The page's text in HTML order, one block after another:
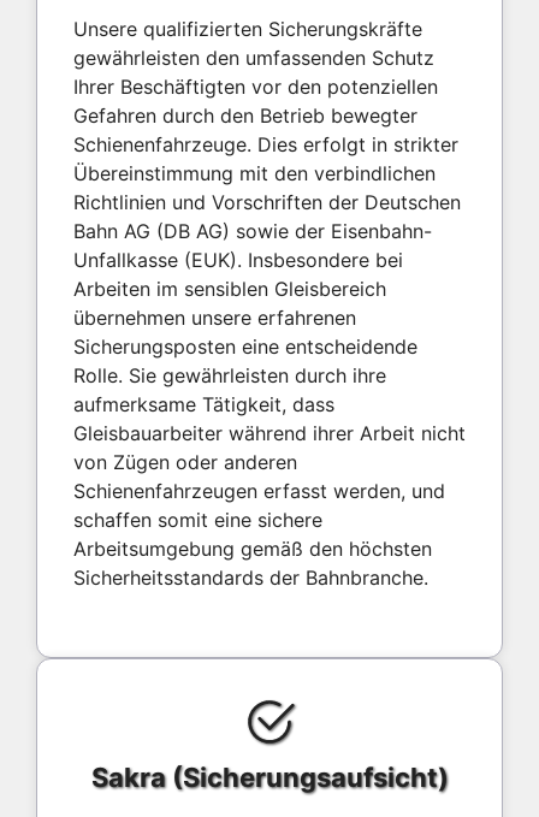
Unsere qualifizierten Sicherungskräfte
gewährleisten den umfassenden Schutz
Ihrer Beschäftigten vor den potenziellen
Gefahren durch den Betrieb bewegter
Schienenfahrzeuge. Dies erfolgt in strikter
Übereinstimmung mit den verbindlichen
Richtlinien und Vorschriften der Deutschen
Bahn AG (DB AG) sowie der Eisenbahn-
Unfallkasse (EUK). Insbesondere bei
Arbeiten im sensiblen Gleisbereich
übernehmen unsere erfahrenen
Sicherungsposten eine entscheidende
Rolle. Sie gewährleisten durch ihre
aufmerksame Tätigkeit, dass
Gleisbauarbeiter während ihrer Arbeit nicht
von Zügen oder anderen
Schienenfahrzeugen erfasst werden, und
schaffen somit eine sichere
Arbeitsumgebung gemäß den höchsten
Sicherheitsstandards der Bahnbranche.
Sakra (Sicherungsaufsicht)